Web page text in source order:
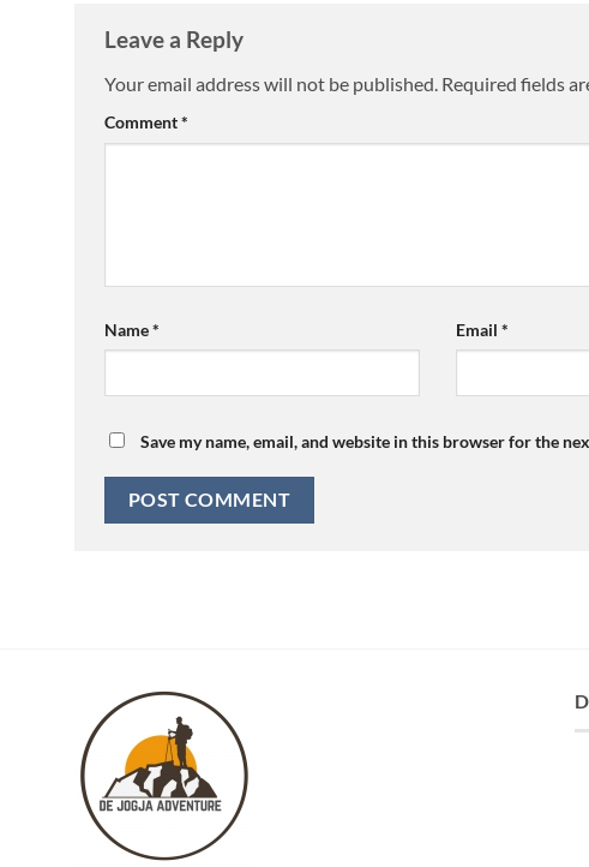
Leave a Reply
Your email address will not be published. Required fields
Comment*
Name* Email*
Save my name, email, and website in this browser for the